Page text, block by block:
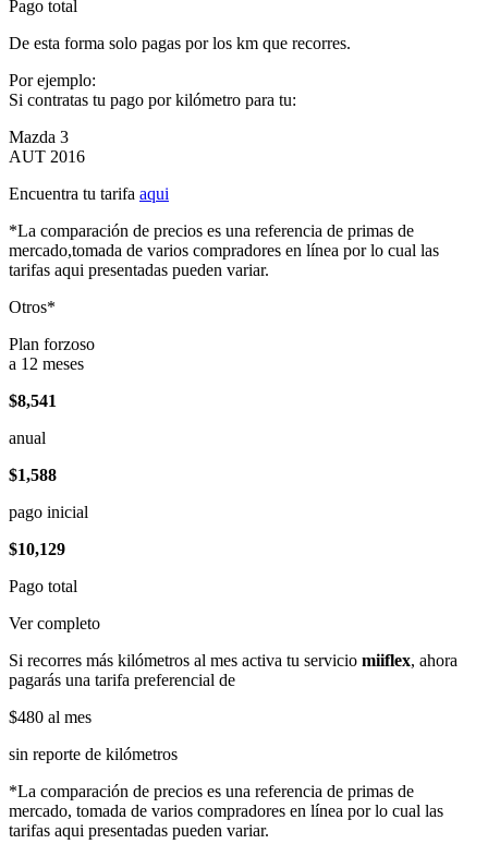
Pago total
De esta forma solo pagas por los km que recorres.
Por ejemplo:
Si contratas tu pago por kilómetro para tu:
Mazda 3
AUT 2016
Encuentra tu tarifa aqui
*La comparación de precios es una referencia de primas de
mercado,tomada de varios compradores en línea por lo cual las
tarifas aqui presentadas pueden variar.
Otros*
Plan forzoso
a 12 meses
$8,541
anual
$1,588
pago inicial
$10,129
Pago total
Ver completo
Si recorres más kilómetros al mes activa tu servicio miiflex, ahora
pagarás una tarifa preferencial de
$480 al mes
sin reporte de kilómetros
*La comparación de precios es una referencia de primas de
mercado, tomada de varios compradores en línea por lo cual las
tarifas aqui presentadas pueden variar.